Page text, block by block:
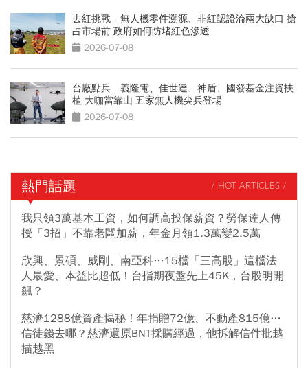
去紅挑戰 無人機零件溯源、非紅認證淪兩大缺口 搶
占市場前 政府如何防堵紅色滲透
2026-07-08
台廠點兵 義隆電、佳世達、神盾、國發基金注資扶
植 大咖當靠山 五家無人機尖兵登場
2026-07-08
熱門話題 / HOT ARTICLES /
我只領3萬基本工資，如何調高投保薪資？勞保達人傳
授「3招」不靠老闆加薪，年金月領1.3萬變2.5萬
欣興、景碩、威剛、南亞科…15檔「三高股」這檔法
人最愛、本益比超低！台指期夜盤先上45K，台股明開
飆？
慈濟1288億資產揭秘！年捐贈72億、不動產815億…
信徒錢去哪？慈濟還原BNT採購經過，他拆解信件批越
描越黑